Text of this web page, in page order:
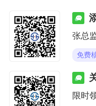
张总
免费
限时